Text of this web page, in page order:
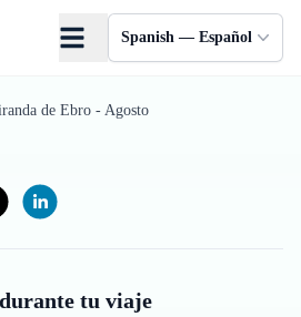
Spanish — Español
de Ebro - Agosto
tu viaje